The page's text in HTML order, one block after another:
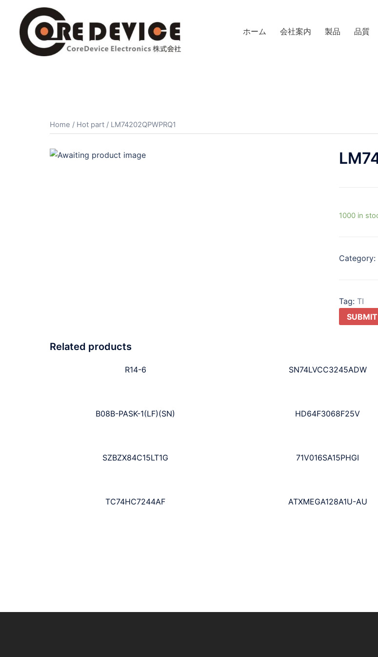
ホーム 会社案内 製品 品質
Home / Hot part / LM74202QPWPRQ1
1000 in
Category:
Tag: TI
Related products
R14-6 SN74LVCC3245ADW
B08B-PASK-1(LF)(SN) HD64F3068F25V
SZBZX84C15LT1G 71V016SA15PHGI
TC74HC7244AF ATXMEGA128A1U-AU